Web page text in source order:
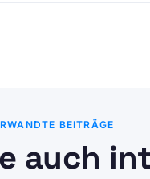
BEITRÄGE
auch